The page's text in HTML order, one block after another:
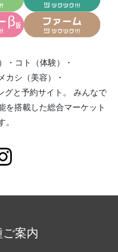
・ コト（体験）
・
カシ（美容）
・
グと予約サイト。
みんなで
を搭載した総合マーケット
。
案内